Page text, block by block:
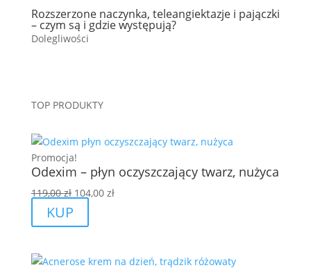
Rozszerzone naczynka, teleangiektazje i pajączki
– czym są i gdzie występują?
Dolegliwości
TOP PRODUKTY
Promocja!
Odexim – płyn oczyszczający twarz, nużyca
119,00zł Pierwotna
wynosiła:
104,00 złAktualna
KUP